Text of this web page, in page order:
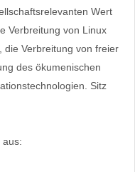
Wert
Verbreitung von Linux
die Verbreitung von freier
des ökumenischen
Sitz
aus: